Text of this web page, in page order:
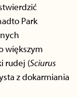
Park
większym
rudej (Sciurus
z dokarmiania